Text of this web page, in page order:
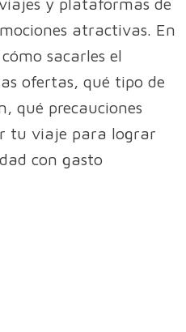
y plataformas de
atractivas. En
sacarles el
ofertas, qué tipo de
qué precauciones
tu viaje para lograr
con gasto